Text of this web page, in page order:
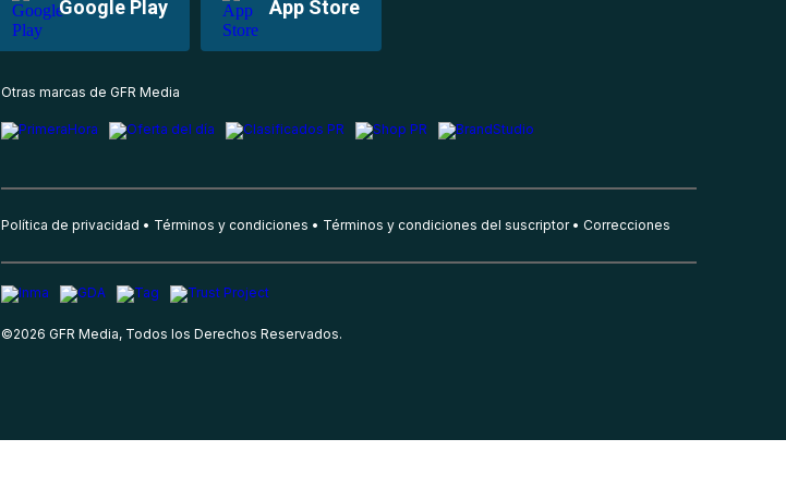
Google Play App Store
Otras marcas de GFR Media
Política de privacidad Términos y condiciones Términos y condiciones del suscriptor Correcciones
©2026 GFR Media, Todos los Derechos Reservados.